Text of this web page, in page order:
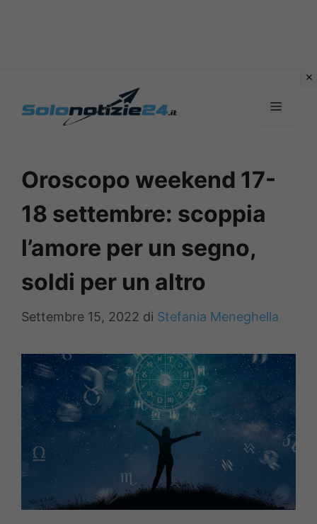
MENU
Oroscopo weekend 17-
18 settembre: scoppia
l’amore per un segno,
soldi per un altro
Settembre 15, 2022 di Stefania Meneghella